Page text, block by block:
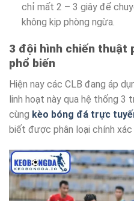
chỉ mất 2 – 3 giây để
không kịp phòng ngừa.
3 đội hình chiến thuật
phổ biến
Hiện nay các CLB đang áp
linh hoạt này qua hệ thống 3
cùng kèo bóng đá trực
biết được phân loại chính